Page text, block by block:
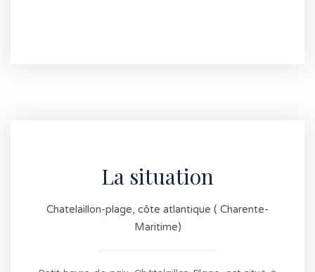
La situation
Chatelaillon-plage, côte atlantique ( Charente-
Maritime)